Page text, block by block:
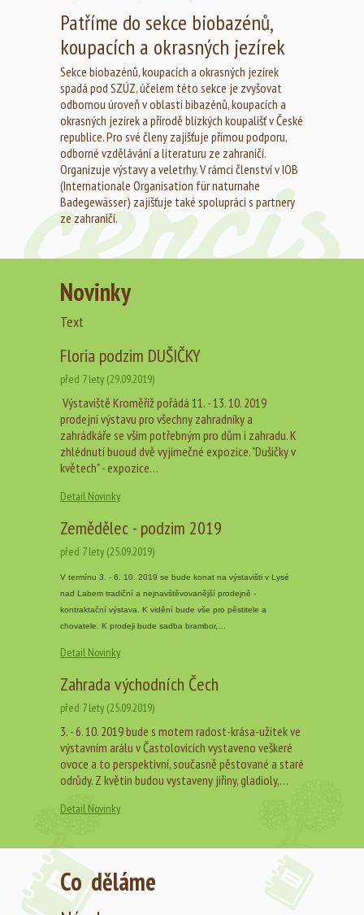
Patříme do sekce biobazénů,
koupacích a okrasných jezírek
Sekce biobazénů, koupacích a okrasných jezírek
spadá pod SZÚZ, účelem této sekce je zvyšovat
odbornou úroveň v oblasti bibazénů, koupacích a
okrasných jezírek a přírodě blízkých koupališť v České
republice. Pro své členy zajišťuje přímou podporu,
odborné vzdělávání a literaturu ze zahraničí.
Organizuje výstavy a veletrhy. V rámci členství v IOB
(Internationale Organisation für naturnahe
Badegewässer) zajišťuje také spolupráci s partnery
ze zahraničí.
Novinky
Text
Floria podzim DUŠIČKY
před 7 lety (29.09.2019)
Výstaviště Kroměříž pořádá 11. - 13. 10. 2019
prodejní výstavu pro všechny zahradníky a
zahrádkáře se vším potřebným pro dům i zahradu. K
zhlédnutí buoud dvě vyjímečné expozice. "Dušičky v
květech" - expozice…
Detail Novinky
Zemědělec - podzim 2019
před 7 lety (25.09.2019)
V termínu 3. - 6. 10. 2019 se bude konat na výstavišti v Lysé
nad Labem tradiční a nejnavštěvovanější prodejně -
kontraktační výstava. K vidění bude vše pro pěstitele a
chovatele. K prodeji bude sadba brambor,…
Detail Novinky
Zahrada východních Čech
před 7 lety (25.09.2019)
3. - 6. 10. 2019 bude s motem radost-krása-užitek ve
výstavním arálu v Častolovicích vystaveno veškeré
ovoce a to perspektivní, současně pěstované a staré
odrůdy. Z květin budou vystaveny jiřiny, gladioly,…
Detail Novinky
Co děláme